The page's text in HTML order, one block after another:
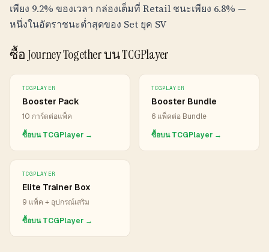
เพียง 9.2% ของเวลา กล่องเต็มที่ Retail ชนะเพียง 6.8% —
หนึ่งในอัตราชนะต่ำสุดของ Set ยุค SV
ซื้อ Journey Together บน TCGPlayer
TCGPLAYER
Booster Pack
10 การ์ดต่อแพ็ค
ซื้อบน TCGPlayer →
TCGPLAYER
Booster Bundle
6 แพ็คต่อ Bundle
ซื้อบน TCGPlayer →
TCGPLAYER
Elite Trainer Box
9 แพ็ค + อุปกรณ์เสริม
ซื้อบน TCGPlayer →